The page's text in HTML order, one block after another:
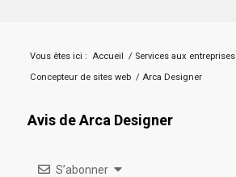
Vous êtes ici : Accueil / Services aux entreprises
Concepteur de sites web / Arca Designer
Avis de Arca Designer
S’abonner